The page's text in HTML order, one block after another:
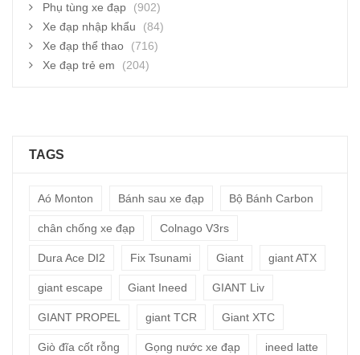
Phụ tùng xe đạp
(902)
Xe đạp nhập khẩu
(84)
Xe đạp thể thao
(716)
Xe đạp trẻ em
(204)
TAGS
Aó Monton Bánh sau xe đạp Bộ Bánh Carbon
chân chống xe đạp Colnago V3rs
Dura Ace DI2 Fix Tsunami Giant giant ATX
giant escape Giant Ineed GIANT Liv
GIANT PROPEL giant TCR Giant XTC
Giò đĩa cốt rỗng Gọng nước xe đạp ineed latte